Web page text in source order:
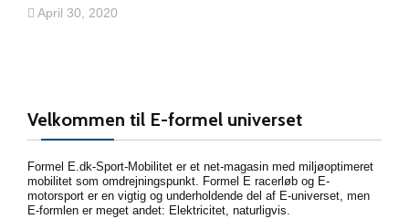
April 30, 2020
Velkommen til E-formel universet
Formel E.dk-Sport-Mobilitet er et net-magasin med miljøoptimeret
mobilitet som omdrejningspunkt. Formel E racerløb og E-
motorsport er en vigtig og underholdende del af E-universet, men
E-formlen er meget andet: Elektricitet, naturligvis.